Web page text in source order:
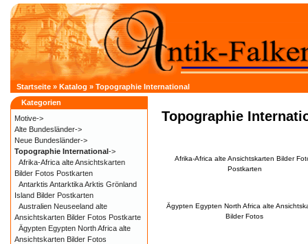
Startseite » Katalog » Topographie International
Topographie
Afrika-Africa alte Ansichtskarten Bilder
Postkarten
Ägypten Egypten North Africa alte
Bilder Fotos
Kategorien
Motive->
Alte Bundesländer->
Neue Bundesländer->
Topographie International->
Afrika-Africa alte Ansichtskarten
Bilder Fotos Postkarten
Antarktis Antarktika Arktis Grönland
Island Bilder Postkarten
Australien Neuseeland alte
Ansichtskarten Bilder Fotos Postkarte
Ägypten Egypten North Africa alte
Ansichtskarten Bilder Fotos